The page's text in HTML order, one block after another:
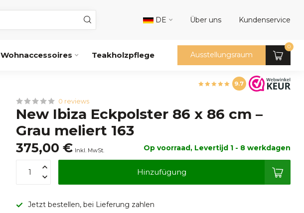
DE Über uns Kundenservice
Wohnaccessoires Teakholzpflege Ausstellungsraum
0
9.7
0 reviews
New Ibiza Eckpolster 86 x 86 cm –
Grau meliert 163
375,00 € Inkl. MwSt. Op voorraad, Levertijd 1 - 8 werkdagen
Hinzufügung
Jetzt bestellen, bei Lieferung zahlen